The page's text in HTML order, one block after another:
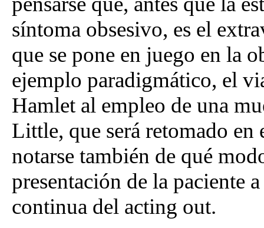
síntoma obsesivo, es el
que se pone en juego en la
ejemplo paradigmático, el
Hamlet al empleo de una
Little, que será retomado
notarse también de qué
presentación de la paciente
continua del acting out.